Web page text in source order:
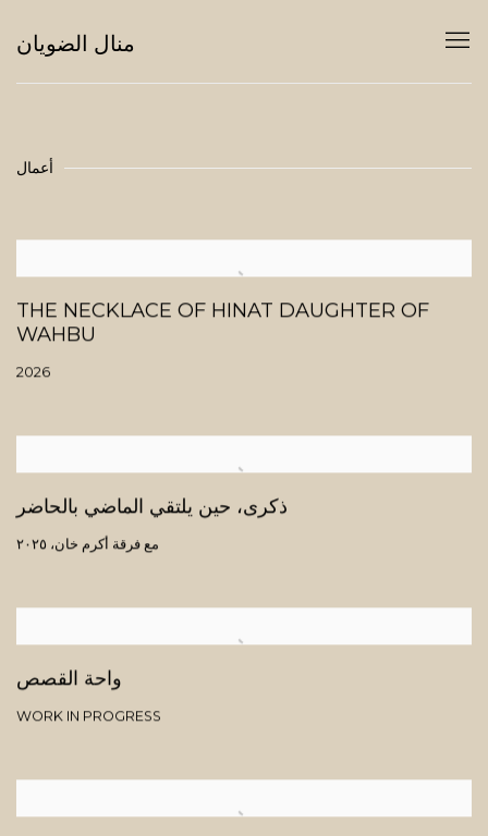
منال الضويان
أعمال
THE NECKLACE OF HINAT DAUGHTER OF
WAHBU
2026
ذكرى، حين يلتقي الماضي بالحاضر
مع فرقة أكرم خان، ٢٠٢٥
واحة القصص
WORK IN PROGRESS